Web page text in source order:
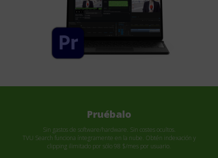
Pruébalo
Sin gastos de software/hardware. Sin costes ocultos.
TVU Search funciona íntegramente en la nube. Obtén indexación y
clipping ilimitado por sólo 98 $/mes por usuario.